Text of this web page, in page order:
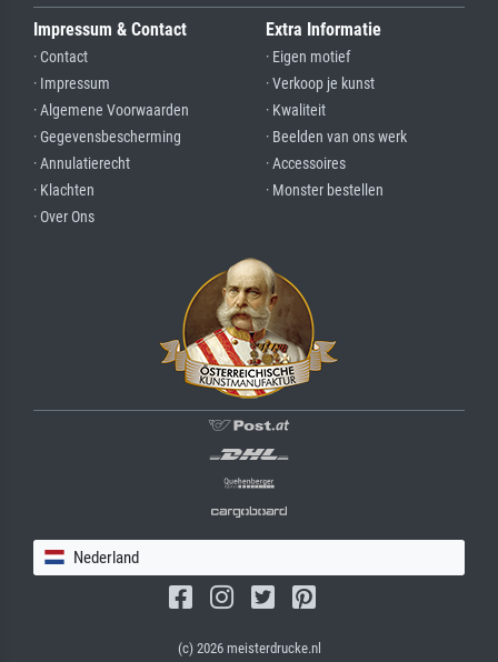
Impressum & Contact
· Contact
· Impressum
· Algemene Voorwaarden
· Gegevensbescherming
· Annulatierecht
· Klachten
· Over Ons
Extra Informatie
· Eigen motief
· Verkoop je kunst
· Kwaliteit
· Beelden van ons werk
· Accessoires
· Monster bestellen
Nederland
(c) 2026 meisterdrucke.nl